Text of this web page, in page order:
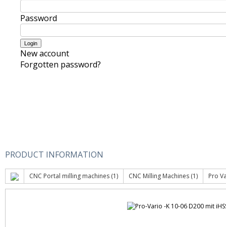
Password
New account
Forgotten password?
PRODUCT INFORMATION
CNC Portal milling machines (1) CNC Milling Machines (1) Pro